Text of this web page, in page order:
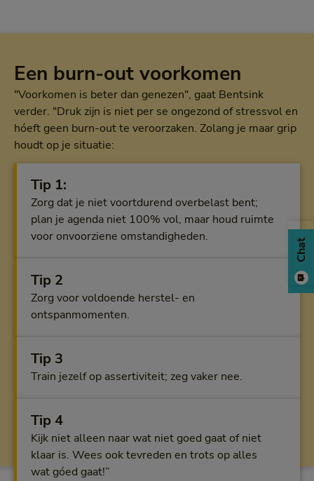
Een burn-out voorkomen
"Voorkomen is beter dan genezen", gaat Bentsink
verder. "Druk zijn is niet per se ongezond of stressvol en
hóeft geen burn-out te veroorzaken. Zolang je maar grip
houdt op je situatie:
Tip 1:
Zorg dat je niet voortdurend overbelast bent;
plan je agenda niet 100% vol, maar houd ruimte
voor onvoorziene omstandigheden.
Tip 2
Zorg voor voldoende herstel- en
ontspanmomenten.
Tip 3
Train jezelf op assertiviteit; zeg vaker nee.
Tip 4
Kijk niet alleen naar wat niet goed gaat of niet
klaar is. Wees ook tevreden en trots op alles
wat góed gaat!”
Chat